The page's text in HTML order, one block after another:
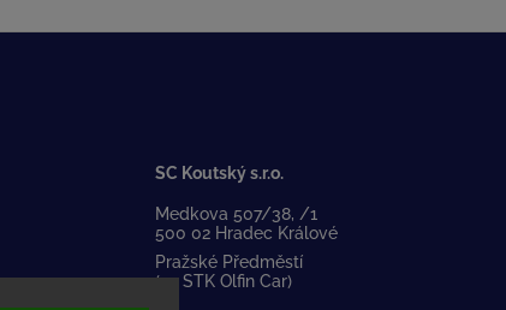
SC Koutský s.r.o.
Medkova 507/38, /1
500 02 Hradec Králové
Pražské Předměstí
(za STK Olfin Car)